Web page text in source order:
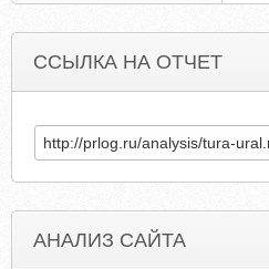
ССЫЛКА НА ОТЧЕТ
АНАЛИЗ САЙТА